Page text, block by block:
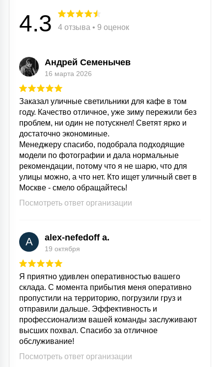
4.3 4 отзыва • 9 оценок
Андрей Семенычев
16 марта 2026
Заказал уличные светильники для кафе в том
году. Качество отличное, уже зиму пережили без
проблем, ни один не потускнел! Светят ярко и
достаточно экономиные.
Менеджеру спасибо, подобрала подходящие
модели по фотографии и дала нормальные
рекомендации, потому что я не шарю, что для
улицы можно, а что нет. Кто ищет уличный свет в
Москве - смело обращайтесь!
Посмотреть ответ организации
A alex-nefedoff a.
19 октября
Я приятно удивлен оперативностью вашего
склада. С момента прибытия меня оперативно
пропустили на территорию, погрузили груз и
отправили дальше. Эффективность и
профессионализм вашей команды заслуживают
высших похвал. Спасибо за отличное
обслуживание!
Посмотреть ответ организации